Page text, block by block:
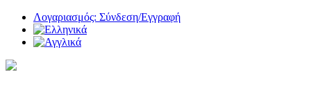
Λογαριασμός: Σύνδεση/Εγγραφή